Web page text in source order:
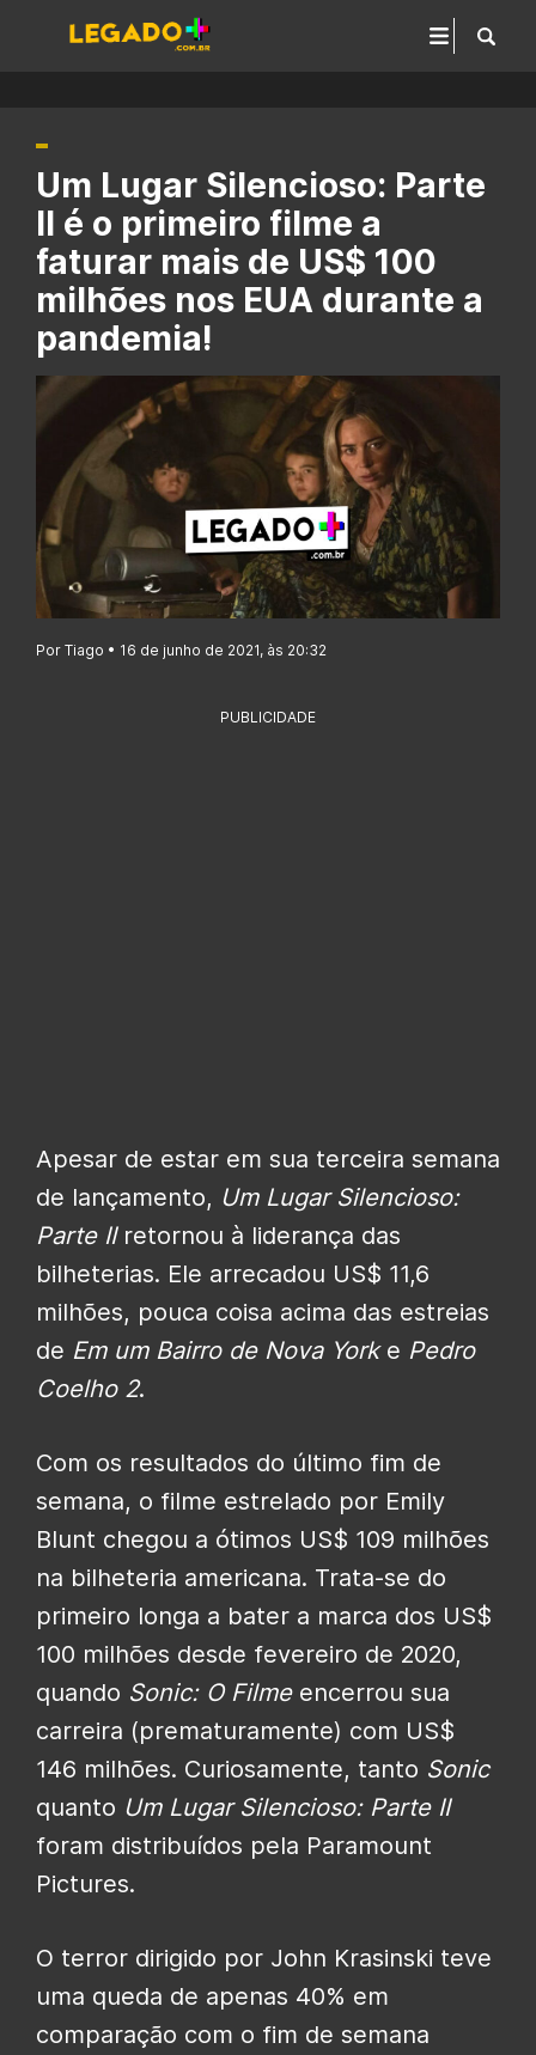
Um Lugar Silencioso: Parte
II é o primeiro filme a
faturar mais de US$ 100
milhões nos EUA durante a
pandemia!
Por Tiago • 16 de junho de 2021, às 20:32
PUBLICIDADE
Apesar de estar em sua terceira semana
de lançamento, Um Lugar Silencioso:
Parte IIretornou à liderança das
bilheterias. Ele arrecadou US$ 11,6
milhões, pouca coisa acima das estreias
de Em um Bairro de Nova Yorke Pedro
Coelho 2.
Com os resultados do último fim de
semana, o filme estrelado por Emily
Blunt chegou a ótimos US$ 109 milhões
na bilheteria americana. Trata-se do
primeiro longa a bater a marca dos US$
100 milhões desde fevereiro de 2020,
quando Sonic: O Filmeencerrou sua
carreira (prematuramente) com US$
146 milhões. Curiosamente, tanto Sonic
quanto Um Lugar Silencioso: Parte II
foram distribuídos pela Paramount
Pictures.
O terror dirigido por John Krasinski teve
uma queda de apenas 40% em
comparação com o fim de semana